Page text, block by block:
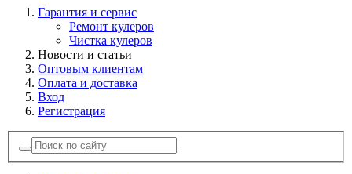
Гарантия и сервис
Ремонт кулеров
Чистка кулеров
Новости и статьи
Оптовым клиентам
Оплата и доставка
Вход
Регистрация